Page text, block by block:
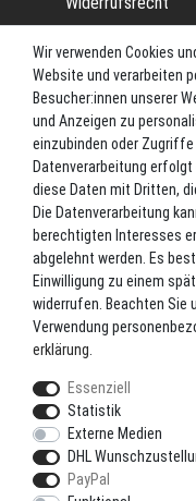
Impressum
Datenschutz
Versand
Blog
TOP-
Angel-Rollen
Angel-Zubehör
Bekleidung
Camping
Markenshop
Ruten
Ruten + Rolle +
Zielfischprogramme
Wir verwenden Cookies
Website und verarbeiten
Besucher:innen unserer
und Anzeigen zu
einzubinden oder
Datenverarbeitung
diese Daten mit Dritten,
Die Datenverarbeitung
berechtigten Interesses
abgelehnt werden. Es
Einwilligung zu einem
widerrufen. Beachten Sie
Verwendung
erklärung
Essenziell
Statistik
Externe Medien
DHL
PayPal